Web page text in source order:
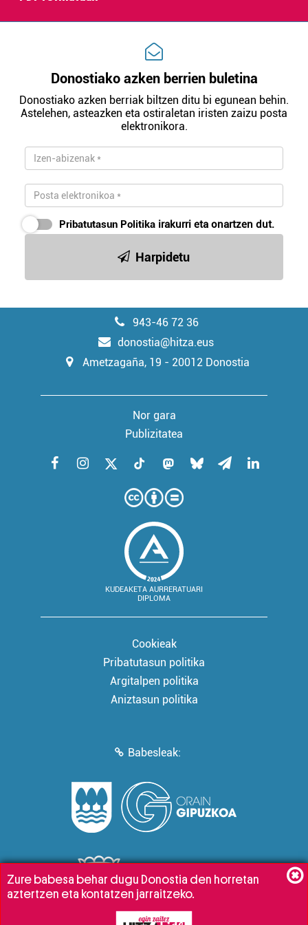
Donostiako azken berrien buletina
Donostiako azken berriak biltzen ditu bi egunean behin.
Astelehen, asteazken eta ostiraletan iristen zaizu posta
elektronikora.
Pribatutasun Politika irakurri eta onartzen dut.
Harpidetu
943-46 72 36
donostia@hitza.eus
Ametzagaña, 19 - 20012 Donostia
Nor gara
Publizitatea
KUDEAKETA AURRERATUARI
DIPLOMA
Cookieak
Pribatutasun politika
Argitalpen politika
Aniztasun politika
Babesleak:
Zure babesa behar dugu Donostia den horretan
aztertzen eta kontatzen jarraitzeko.